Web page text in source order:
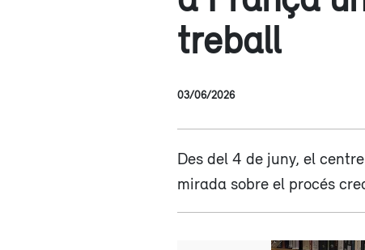
treball
03/06/2026
Des del 4 de juny, el
mirada sobre el procés